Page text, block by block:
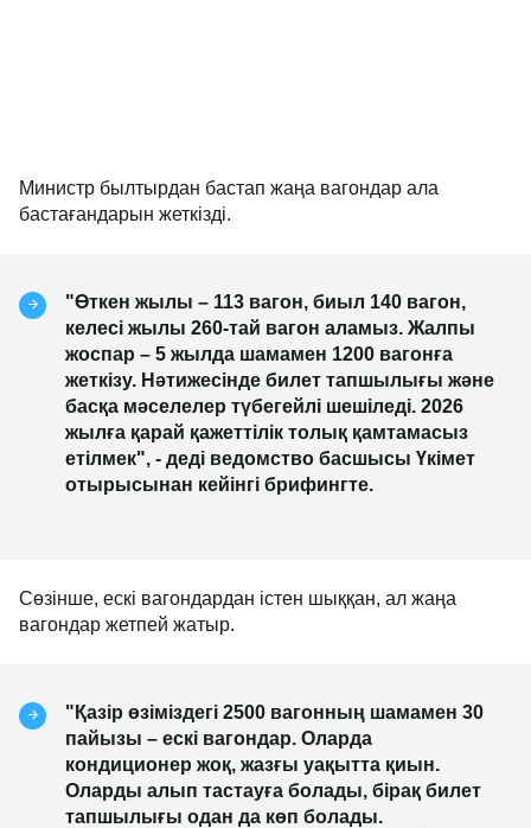
Министр былтырдан бастап жаңа вагондар ала
бастағандарын жеткізді.
"Өткен жылы – 113 вагон, биыл 140 вагон,
келесі жылы 260-тай вагон аламыз. Жалпы
жоспар – 5 жылда шамамен 1200 вагонға
жеткізу. Нәтижесінде билет тапшылығы және
басқа мәселелер түбегейлі шешіледі. 2026
жылға қарай қажеттілік толық қамтамасыз
етілмек", - деді ведомство басшысы Үкімет
отырысынан кейінгі брифингте.
Сөзінше, ескі вагондардан істен шыққан, ал жаңа
вагондар жетпей жатыр.
"Қазір өзіміздегі 2500 вагонның шамамен 30
пайызы – ескі вагондар. Оларда
кондиционер жоқ, жазғы уақытта қиын.
Оларды алып тастауға болады, бірақ билет
тапшылығы одан да көп болады.